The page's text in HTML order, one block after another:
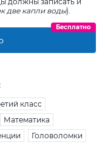
две капли воды).
Бесплатно
класс
Математика
Головоломки